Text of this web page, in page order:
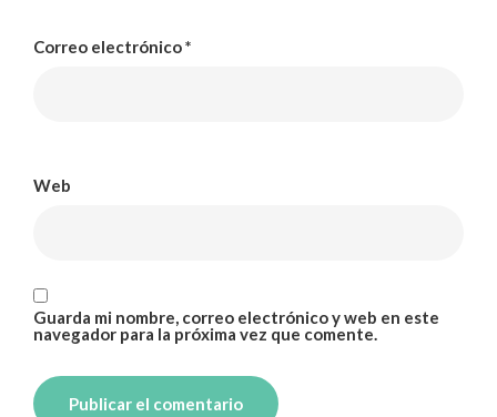
Correo electrónico*
Web
Guarda mi nombre, correo electrónico y web en este
navegador para la próxima vez que comente.